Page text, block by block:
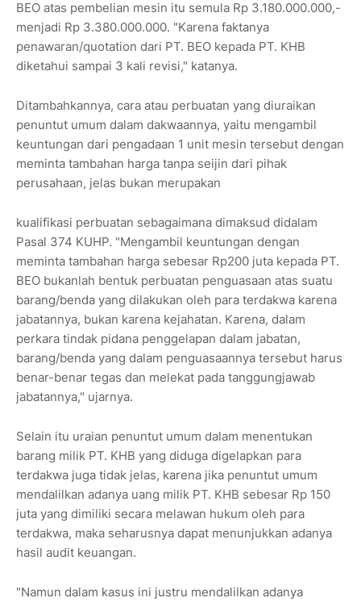
BEO atas pembelian mesin itu semula Rp 3.180.000.000,-
menjadi Rp 3.380.000.000. "Karena faktanya
penawaran/quotation dari PT. BEO kepada PT. KHB
diketahui sampai 3 kali revisi," katanya.
Ditambahkannya, cara atau perbuatan yang diuraikan
penuntut umum dalam dakwaannya, yaitu mengambil
keuntungan dari pengadaan 1 unit mesin tersebut dengan
meminta tambahan harga tanpa seijin dari pihak
perusahaan, jelas bukan merupakan
kualifikasi perbuatan sebagaimana dimaksud didalam
Pasal 374 KUHP. "Mengambil keuntungan dengan
meminta tambahan harga sebesar Rp200 juta kepada PT.
BEO bukanlah bentuk perbuatan penguasaan atas suatu
barang/benda yang dilakukan oleh para terdakwa karena
jabatannya, bukan karena kejahatan. Karena, dalam
perkara tindak pidana penggelapan dalam jabatan,
barang/benda yang dalam penguasaannya tersebut harus
benar-benar tegas dan melekat pada tanggungjawab
jabatannya," ujarnya.
Selain itu uraian penuntut umum dalam menentukan
barang milik PT. KHB yang diduga digelapkan para
terdakwa juga tidak jelas, karena jika penuntut umum
mendalilkan adanya uang milik PT. KHB sebesar Rp 150
juta yang dimiliki secara melawan hukum oleh para
terdakwa, maka seharusnya dapat menunjukkan adanya
hasil audit keuangan.
"Namun dalam kasus ini justru mendalilkan adanya